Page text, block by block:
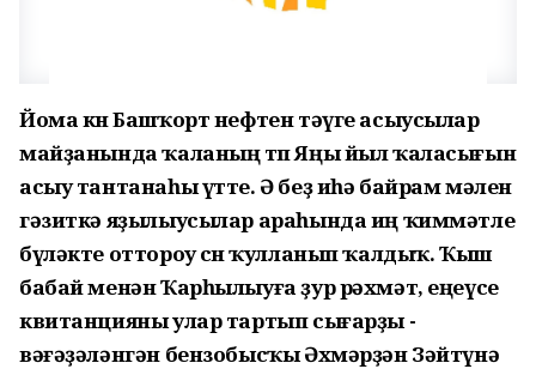
Йома көн Башҡорт нефтен тәүге асыусылар
майҙанында ҡаланың төп Яңы йыл ҡаласығын
асыу тантанаһы үтте. Ә беҙ иһә байрам мәлен
гәзиткә яҙылыусылар араһында иң ҡиммәтле
бүләкте оттороу өсөн ҡулланып ҡалдыҡ. Ҡыш
бабай менән Ҡарһылыуға ҙур рәхмәт, еңеүсе
квитанцияны улар тартып сығарҙы -
вәғәҙәләнгән бензобысҡы Әхмәрҙән Зәйтүнә